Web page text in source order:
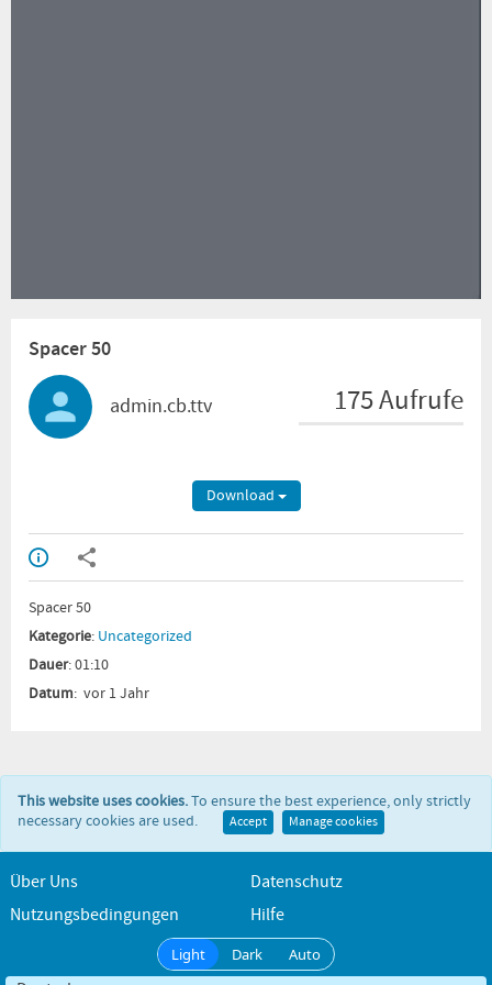
Spacer 50
admin.cb.ttv 175 Aufrufe
Download
Spacer 50
Kategorie: Uncategorized
Dauer: 01:10
Datum: vor 1 Jahr
This website uses cookies.To ensure the best experience, only strictly
necessary cookies are used.
Accept Manage cookies
Über Uns
Datenschutz
Nutzungsbedingungen
Hilfe
Light Dark Auto